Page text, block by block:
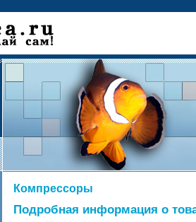
Компрессоры
Подробная информация о